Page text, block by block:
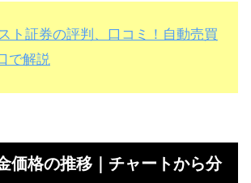
ト証券の評判、口コミ！自動売買
で解説
価格の推移｜チャートから分